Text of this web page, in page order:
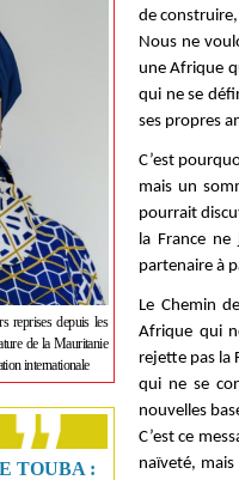
reprises depuis les
de la Mauritanie
internationale
TOUBA :
de
Nous ne
une Afrique
qui ne se
ses propres
C’est
mais un
pourrait
la France
partenaire à
Le Chemin
Afrique qui
rejette pas la
qui ne se
nouvelles
C’est ce
naïveté,